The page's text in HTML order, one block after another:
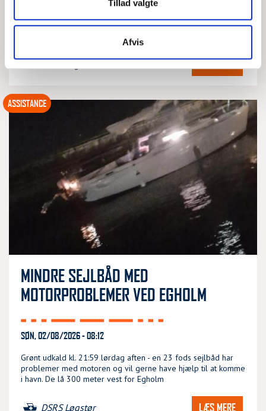
Tillad valgte
Afvis
foregående log - finder vi en lille motorbåd meget tæt på
LÆS MERE
MINDRE SEJLBÅD MED
MOTORPROBLEMER VED EGHOLM
SØN, 02/08/2026 - 08:12
Grønt udkald kl. 21:59 lørdag aften - en 23 fods sejlbåd har
problemer med motoren og vil gerne have hjælp til at komme
i havn. De lå 300 meter vest for Egholm
DSRS Løgstør LÆS MERE
ASSISTANCE